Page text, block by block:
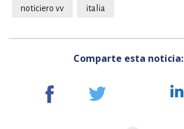
noticiero vv italia
Comparte esta noticia: